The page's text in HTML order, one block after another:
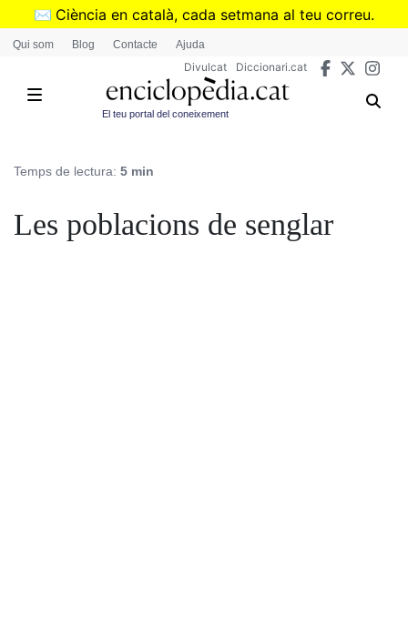
Vés
✉️ Ciència en català, cada setmana al teu correu.
➜Subscriu-te al butlletí de Divulcat
Qui som Blog Contacte Ajuda
Divulcat Diccionari.cat
El teu portal del coneixement
Temps de lectura: 5 min
Les poblacions de senglar